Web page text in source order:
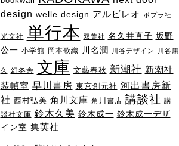
design welle design アルビレオ ポプラ社
光文社 単行本 双葉社 名久井直子 坂野
公一 小学館 岡本歌織 川名潤 川谷デザイン 川谷康
久 幻冬舎 文庫 文藝春秋 新潮社 新潮社
装幀室 早川書房 東京創元社 河出書房新
社 西村弘美 角川文庫 角川書店 講談社 講
談社文庫 鈴木久美 鈴木成一 鈴木成一デザ
イン室 集英社